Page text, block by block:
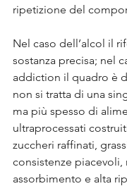
ripetizione del
Nel caso dell’alcol il
sostanza precisa; nel
addiction il quadro è
non si tratta di una
ma più spesso di
ultraprocessati
zuccheri raffinati,
consistenze piacevoli,
assorbimento e alta